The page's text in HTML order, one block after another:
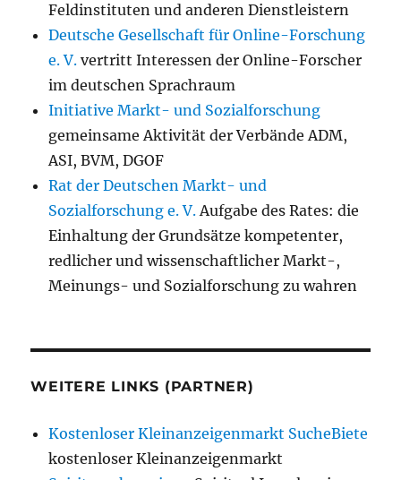
Feldinstituten und anderen Dienstleistern
Deutsche Gesellschaft für Online-Forschung
e. V. vertritt Interessen der Online-Forscher
im deutschen Sprachraum
Initiative Markt- und Sozialforschung
gemeinsame Aktivität der Verbände ADM,
ASI, BVM, DGOF
Rat der Deutschen Markt- und
Sozialforschung e. V.Aufgabe des Rates: die
Einhaltung der Grundsätze kompetenter,
redlicher und wissenschaftlicher Markt-,
Meinungs- und Sozialforschung zu wahren
WEITERE LINKS (PARTNER)
Kostenloser Kleinanzeigenmarkt SucheBiete
kostenloser Kleinanzeigenmarkt